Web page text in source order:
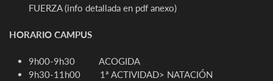
FUERZA (info detallada en pdf anexo)
HORARIO CAMPUS
9h00-9h30 ACOGIDA
9h30-11h00 1ª ACTIVIDAD> NATACIÓN